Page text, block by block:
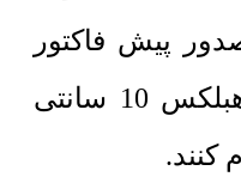
پیش فاکتور
فروش بلوک هبلکس 10 سانتی
کنند.